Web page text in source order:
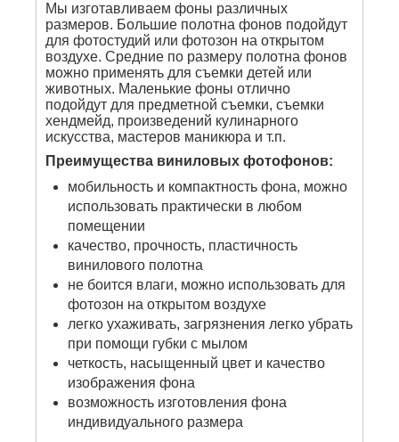
Мы изготавливаем фоны различных
размеров. Большие полотна фонов подойдут
для фотостудий или фотозон на открытом
воздухе. Средние по размеру полотна фонов
можно применять для съемки детей или
животных. Маленькие фоны отлично
подойдут для предметной съемки, съемки
хендмейд, произведений кулинарного
искусства, мастеров маникюра и т.п.
Преимущества виниловых фотофонов:
мобильность и компактность фона, можно
использовать практически в любом
помещении
качество, прочность, пластичность
винилового полотна
не боится влаги, можно использовать для
фотозон на открытом воздухе
легко ухаживать, загрязнения легко убрать
при помощи губки с мылом
четкость, насыщенный цвет и качество
изображения фона
возможность изготовления фона
индивидуального размера